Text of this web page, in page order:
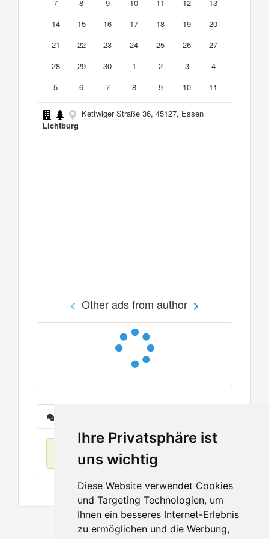
Ihre Privatsphäre ist
uns wichtig
Diese Website verwendet Cookies
und Targeting Technologien, um
Ihnen ein besseres Internet-Erlebnis
zu ermöglichen und die Werbung,
7
8 9 10 11 12
13
14
15 16 17 18 19
20
21
22 23 24 25 26
27
28
29 30 1 2 3
4
5
6 7 8 9 10 11
Kettwiger Straße 36, 45127, Essen
Lichtburg
Other ads from author
No items found